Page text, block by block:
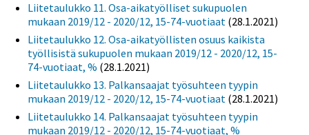
Liitetaulukko 11. Osa-aikatyölliset sukupuolen
mukaan 2019/12 - 2020/12, 15-74-vuotiaat (28.1.2021)
Liitetaulukko 12. Osa-aikatyöllisten osuus kaikista
työllisistä sukupuolen mukaan 2019/12 - 2020/12, 15-
74-vuotiaat, % (28.1.2021)
Liitetaulukko 13. Palkansaajat työsuhteen tyypin
mukaan 2019/12 - 2020/12, 15-74-vuotiaat (28.1.2021)
Liitetaulukko 14. Palkansaajat työsuhteen tyypin
mukaan 2019/12 - 2020/12, 15-74-vuotiaat, %